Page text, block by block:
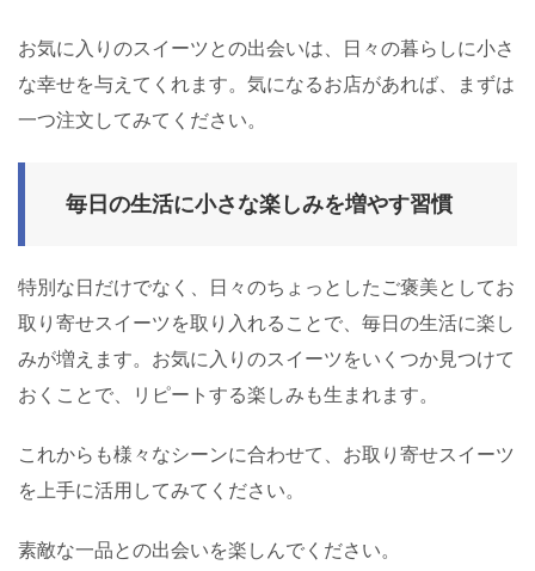
お気に入りのスイーツとの出会いは、日々の暮らしに小さ
な幸せを与えてくれます。気になるお店があれば、まずは
一つ注文してみてください。
毎日の生活に小さな楽しみを増やす習慣
特別な日だけでなく、日々のちょっとしたご褒美としてお
取り寄せスイーツを取り入れることで、毎日の生活に楽し
みが増えます。お気に入りのスイーツをいくつか見つけて
おくことで、リピートする楽しみも生まれます。
これからも様々なシーンに合わせて、お取り寄せスイーツ
を上手に活用してみてください。
素敵な一品との出会いを楽しんでください。